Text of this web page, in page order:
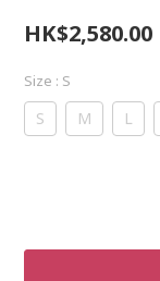
HK$2,580.00
Size : S
S M L